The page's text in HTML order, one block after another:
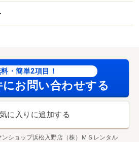
-
・簡単2項目！
にお問い合わせする
に入りに追加する
ンショップ浜松入野店（株）ＭＳレンタル